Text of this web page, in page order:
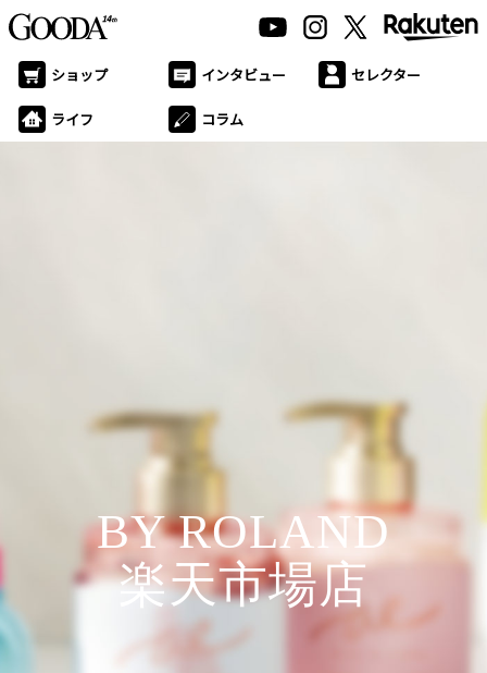
ショップ インタビュー セレクター
ライフ コラム
BY ROLAND
楽天市場店